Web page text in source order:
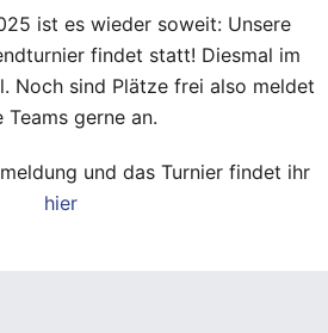
ist es wieder soweit: Unsere
findet statt! Diesmal im
Noch sind Plätze frei also meldet
Teams gerne an.
und das Turnier findet ihr
hier